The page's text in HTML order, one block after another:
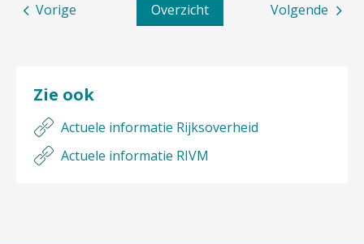
Volgende
Overzicht
Vorige
Zie ook
Actuele informatie Rijksoverheid
Actuele informatie RIVM